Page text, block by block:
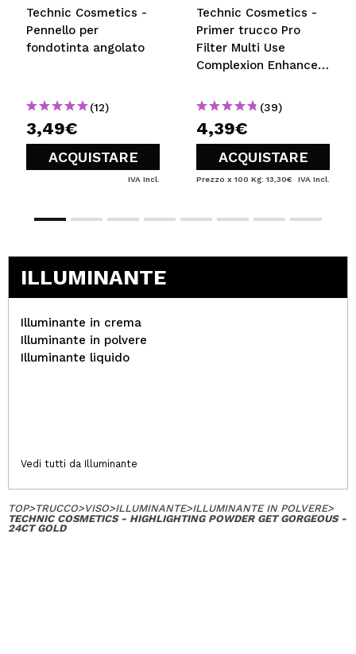
Technic Cosmetics -
Pennello per
fondotinta angolato
(12)
3,49€
ACQUISTARE
IVA Incl.
Technic Cosmetics -
Primer trucco Pro
Filter Multi Use
Complexion Enhancer
(39)
4,39€
ACQUISTARE
Prezzo x 100 Kg: 13,30€ IVA Incl.
ILLUMINANTE
Illuminante in crema
Illuminante in polvere
Illuminante liquido
Vedi tutti da Illuminante
TOP>TRUCCO>VISO>ILLUMINANTE>ILLUMINANTE IN POLVERE>
TECHNIC COSMETICS - HIGHLIGHTING POWDER GET GORGEOUS -
24CT GOLD